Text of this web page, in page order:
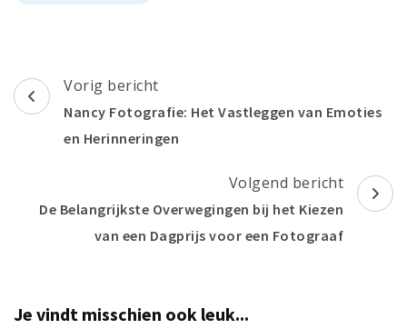
Berichtnavigatie
Vorig bericht
Nancy Fotografie: Het Vastleggen van Emoties
en Herinneringen
Volgend bericht
De Belangrijkste Overwegingen bij het Kiezen
van een Dagprijs voor een Fotograaf
Je vindt misschien ook leuk...